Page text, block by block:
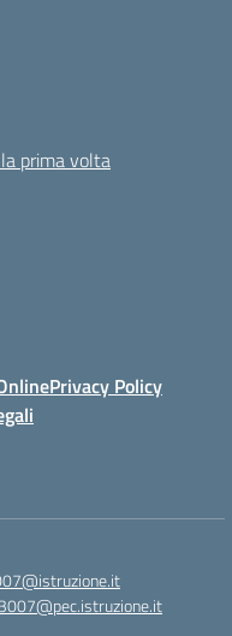
prima volta
Privacy Policy